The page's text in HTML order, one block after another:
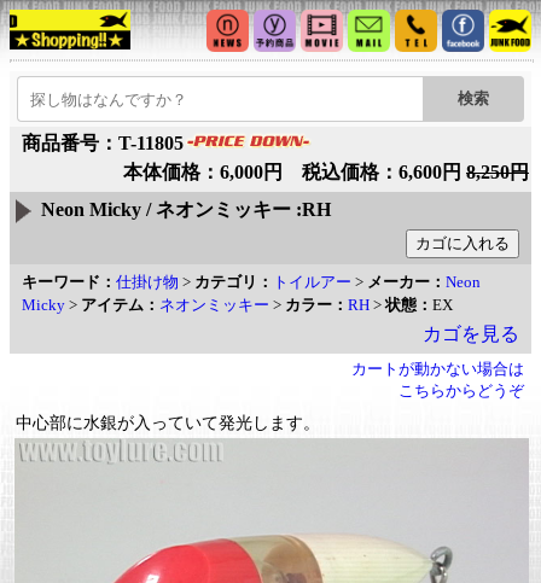
商品番号：T-11805
本体価格：6,000円 税込価格：6,600円 8,250円
Neon Micky / ネオンミッキー :RH
キーワード： 仕掛け物 > カテゴリ： トイルアー > メーカー： Neon
Micky > アイテム： ネオンミッキー > カラー： RH >状態： EX
カゴを見る
カートが動かない場合は
こちらからどうぞ
中心部に水銀が入っていて発光します。